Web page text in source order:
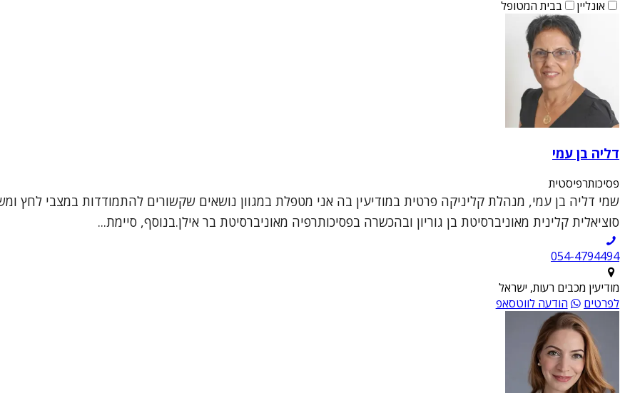
אונליין
בבית המטופל
דליה בן עמי
פסיכותרפיסטית
שמי דליה בן עמי, מנהלת קליניקה פרטית במודיעין בה אני מטפלת במגוון נושאים שקשורים להתמודדות במצבי לחץ
סוציאלית קלינית מאוניברסיטת בן גוריון ובהכשרה בפסיכותרפיה מאוניברסיטת בר אילן.בנוסף, סיימת...
054-4794494
מודיעין מכבים רעות, ישראל
לפרטים
הודעה לווטסאפ